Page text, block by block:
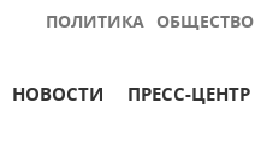
ПОЛИТИКА ОБЩЕСТВО
НОВОСТИ ПРЕСС-ЦЕНТР